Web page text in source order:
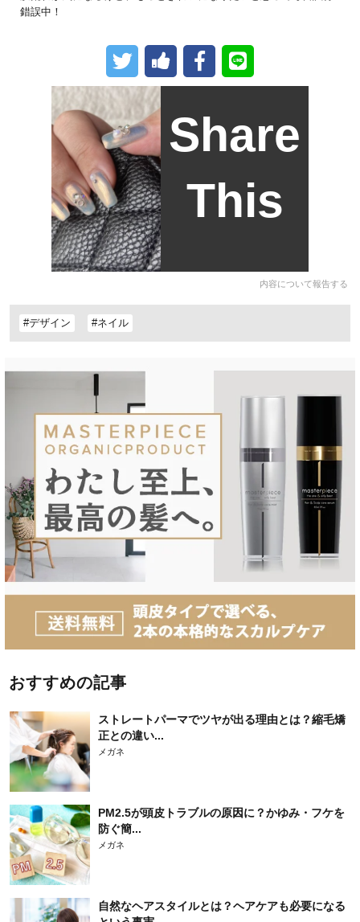
錯誤中！
Share
This
内容について報告する
#デザイン #ネイル
おすすめの記事
ストレートパーマでツヤが出る理由とは？縮毛矯
正との違い...
メガネ
PM2.5が頭皮トラブルの原因に？かゆみ・フケを
防ぐ簡...
メガネ
自然なヘアスタイルとは？ヘアケアも必要になる